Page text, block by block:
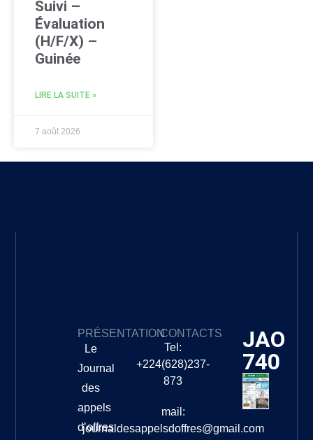
Suivi –
Évaluation
(H/F/X) –
Guinée
LIRE LA SUITE »
7 août 2026
PRÉSENTATION
Le
Journal
des
appels
d’offres
CONTACTS
Tel:
+224(628)237-
873
mail:
journaldesappelsdoffres@gmail.com
JAO
740